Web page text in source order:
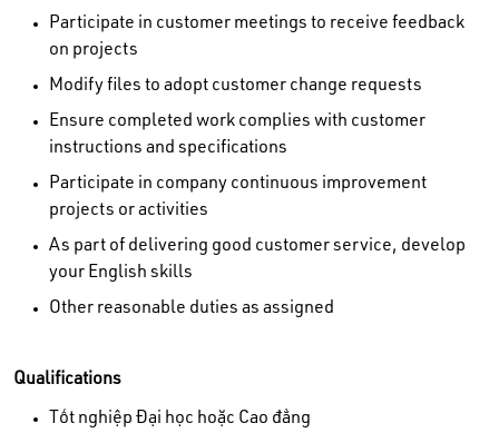
Participate in customer meetings to receive feedback
on projects
Modify files to adopt customer change requests
Ensure completed work complies with customer
instructions and specifications
Participate in company continuous improvement
projects or activities
As part of delivering good customer service, develop
your English skills
Other reasonable duties as assigned
Qualifications
Tốt nghiệp Đại học hoặc Cao đẳng